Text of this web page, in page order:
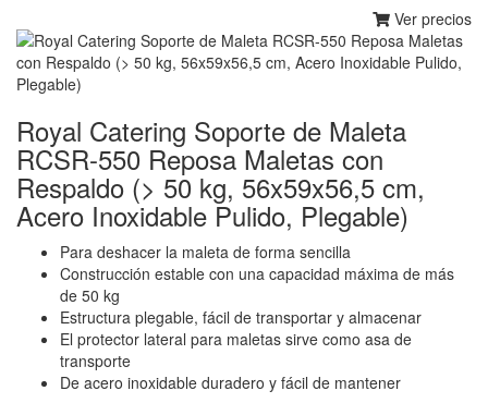
Ver precios
Royal Catering Soporte de Maleta
RCSR-550 Reposa Maletas con
Respaldo (> 50 kg, 56x59x56,5 cm,
Acero Inoxidable Pulido, Plegable)
Para deshacer la maleta de forma sencilla
Construcción estable con una capacidad máxima de más
de 50 kg
Estructura plegable, fácil de transportar y almacenar
El protector lateral para maletas sirve como asa de
transporte
De acero inoxidable duradero y fácil de mantener